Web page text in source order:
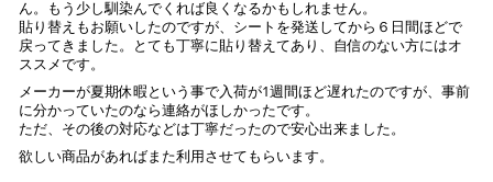
ん。もう少し馴染んでくれば良くなるかもしれません。
貼り替えもお願いしたのですが、シートを発送してから６日間ほどで
戻ってきました。とても丁寧に貼り替えてあり、自信のない方にはオ
ススメです。
メーカーが夏期休暇という事で入荷が1週間ほど遅れたのですが、事前
に分かっていたのなら連絡がほしかったです。
ただ、その後の対応などは丁寧だったので安心出来ました。
欲しい商品があればまた利用させてもらいます。